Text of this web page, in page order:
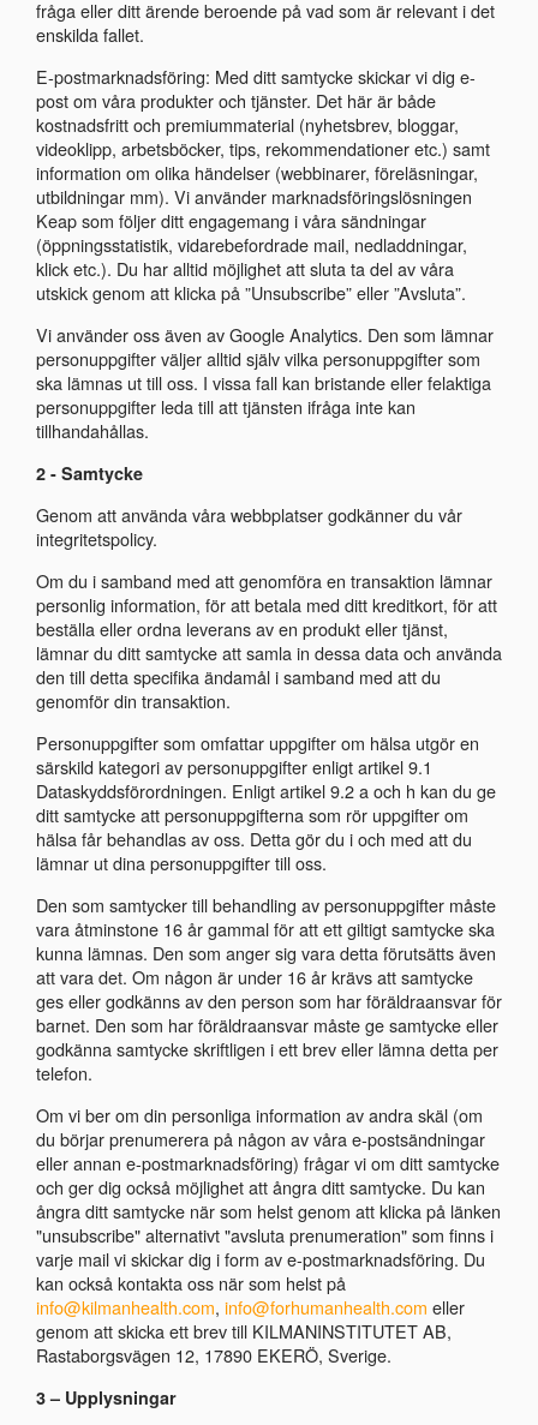
fråga eller ditt ärende beroende på vad som är relevant i det
enskilda fallet.
E-postmarknadsföring: Med ditt samtycke skickar vi dig e-
post om våra produkter och tjänster. Det här är både
kostnadsfritt och premiummaterial (nyhetsbrev, bloggar,
videoklipp, arbetsböcker, tips, rekommendationer etc.) samt
information om olika händelser (webbinarer, föreläsningar,
utbildningar mm). Vi använder marknadsföringslösningen
Keap som följer ditt engagemang i våra sändningar
(öppningsstatistik, vidarebefordrade mail, nedladdningar,
klick etc.). Du har alltid möjlighet att sluta ta del av våra
utskick genom att klicka på ”Unsubscribe” eller ”Avsluta”.
Vi använder oss även av Google Analytics. Den som lämnar
personuppgifter väljer alltid själv vilka personuppgifter som
ska lämnas ut till oss. I vissa fall kan bristande eller felaktiga
personuppgifter leda till att tjänsten ifråga inte kan
tillhandahållas.
2 - Samtycke
Genom att använda våra webbplatser godkänner du vår
integritetspolicy.
Om du i samband med att genomföra en transaktion lämnar
personlig information, för att betala med ditt kreditkort, för att
beställa eller ordna leverans av en produkt eller tjänst,
lämnar du ditt samtycke att samla in dessa data och använda
den till detta specifika ändamål i samband med att du
genomför din transaktion.
Personuppgifter som omfattar uppgifter om hälsa utgör en
särskild kategori av personuppgifter enligt artikel 9.1
Dataskyddsförordningen. Enligt artikel 9.2 a och h kan du ge
ditt samtycke att personuppgifterna som rör uppgifter om
hälsa får behandlas av oss. Detta gör du i och med att du
lämnar ut dina personuppgifter till oss.
Den som samtycker till behandling av personuppgifter måste
vara åtminstone 16 år gammal för att ett giltigt samtycke ska
kunna lämnas. Den som anger sig vara detta förutsätts även
att vara det. Om någon är under 16 år krävs att samtycke
ges eller godkänns av den person som har föräldraansvar för
barnet. Den som har föräldraansvar måste ge samtycke eller
godkänna samtycke skriftligen i ett brev eller lämna detta per
telefon.
Om vi ​​ber om din personliga information av andra skäl (om
du börjar prenumerera på någon av våra e-postsändningar
eller annan e-postmarknadsföring) frågar vi om ditt samtycke
och ger dig också möjlighet att ångra ditt samtycke. Du kan
ångra ditt samtycke när som helst genom att klicka på länken
"unsubscribe" alternativt "avsluta prenumeration" som finns i
varje mail vi skickar dig i form av e-postmarknadsföring. Du
kan också kontakta oss när som helst på
info@kilmanhealth.com, info@forhumanhealth.com eller
genom att skicka ett brev till KILMANINSTITUTET AB,
Rastaborgsvägen 12, 17890 EKERÖ, Sverige.
3 – Upplysningar